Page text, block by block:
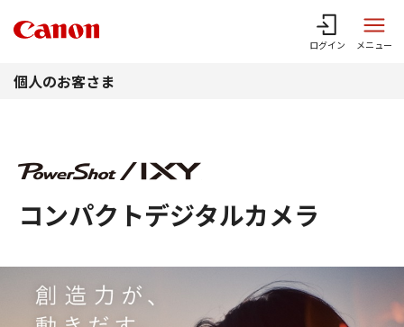
ログイン メニュー
個人のお客さま
コンパクトデジタルカメラ